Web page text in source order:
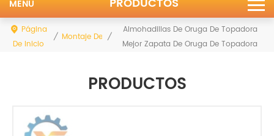
MENU
Página
De Inicio
/ Montaje De Zapatas
/
Almohadillas De Oruga De Topadora
Mejor Zapata De Oruga De Topadora
PRODUCTOS